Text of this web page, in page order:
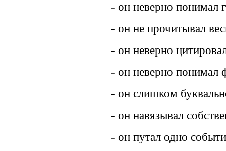
- он неверно понимал
- он не прочитывал
- он неверно
- он неверно понимал
- он слишком
- он навязывал
- он путал одно